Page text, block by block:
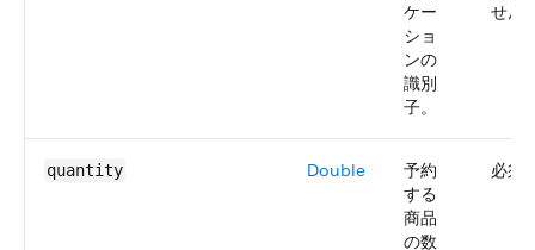
ケー
ショ
ンの
識別
子。
せん
quantity Double
予約
する
商品
の数
必須